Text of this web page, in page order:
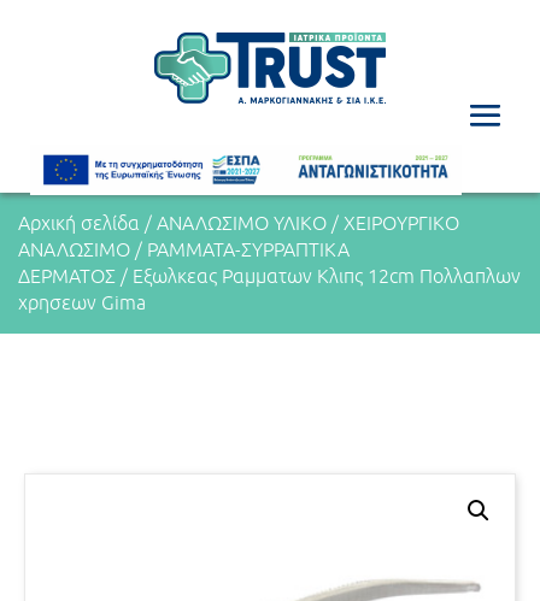
Αρχική σελίδα / ΑΝΑΛΩΣΙΜΟ ΥΛΙΚΟ / ΧΕΙΡΟΥΡΓΙΚΟ
ΑΝΑΛΩΣΙΜΟ / ΡΑΜΜΑΤΑ-ΣΥΡΡΑΠΤΙΚΑ
ΔΕΡΜΑΤΟΣ / Εξωλκεας Ραμματων Κλιπς 12cm Πολλαπλων
χρησεων Gima